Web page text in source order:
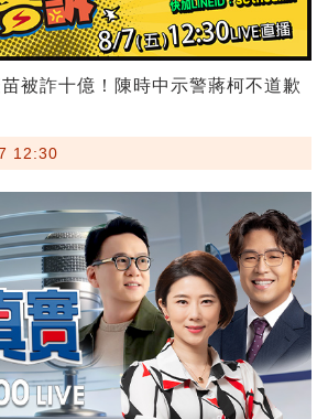
被詐十億！陳時中示警蔣柯不道歉
12:30